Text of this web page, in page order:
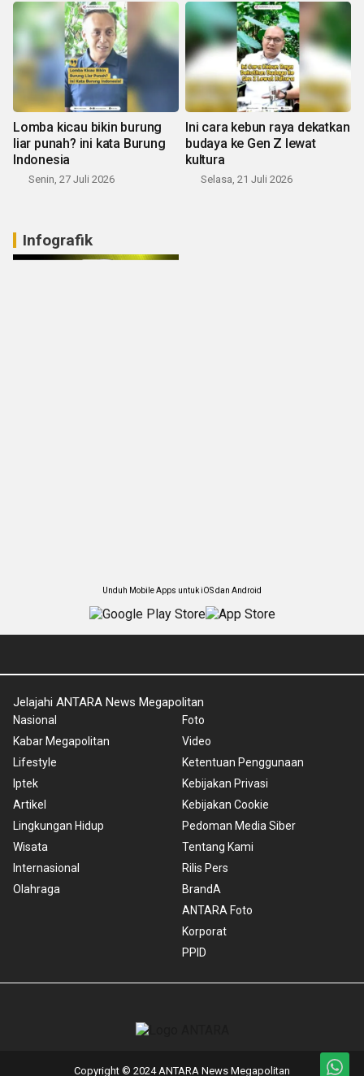
Lomba kicau bikin burung
liar punah? ini kata Burung
Indonesia
Senin, 27 Juli 2026
Ini cara kebun raya dekatkan
budaya ke Gen Z lewat
kultura
Selasa, 21 Juli 2026
Infografik
Unduh Mobile Apps untuk iOS dan Android
Jelajahi ANTARA News Megapolitan
Nasional
Kabar Megapolitan
Lifestyle
Iptek
Artikel
Lingkungan Hidup
Wisata
Internasional
Olahraga
Foto
Video
Ketentuan Penggunaan
Kebijakan Privasi
Kebijakan Cookie
Pedoman Media Siber
Tentang Kami
Rilis Pers
BrandA
ANTARA Foto
Korporat
PPID
Copyright © 2024 ANTARA News Megapolitan